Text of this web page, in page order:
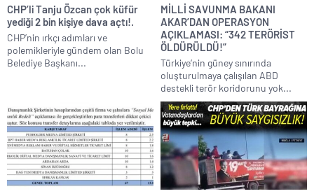
CHP’li Tanju Özcan çok küfür
yediği 2 bin kişiye dava açtı!.
CHP’nin ırkçı adımları ve
polemikleriyle gündem olan Bolu
Belediye Başkanı...
MİLLİ SAVUNMA BAKANI
AKAR’DAN OPERASYON
AÇIKLAMASI: “342 TERÖRİST
ÖLDÜRÜLDÜ!”
Türkiye‘nin güney sınırında
oluşturulmaya çalışılan ABD
destekli terör koridorunu yok...